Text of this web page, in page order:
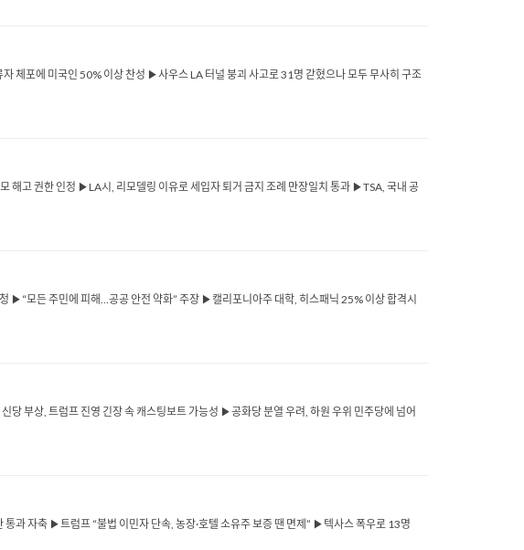
체포에 미국인 50% 이상 찬성 ▶사우스 LA 터널 붕괴 사고로 31명 갇혔으나 모두 무사히 구조
고 권한 인정 ▶LA시, 리모델링 이유로 세입자 퇴거 금지 조례 만장일치 통과 ▶TSA, 국내 공
▶“모든 주민에 피해…공공 안전 약화” 주장 ▶캘리포니아주 대학, 히스패닉 25% 이상 합격시
부상, 트럼프 진영 긴장 속 캐스팅보트 가능성 ▶공화당 분열 우려, 하원 우위 민주당에 넘어
과 자축 ▶트럼프 “불법 이민자 단속, 농장·호텔 소유주 보증 땐 면제” ▶텍사스 폭우로 13명